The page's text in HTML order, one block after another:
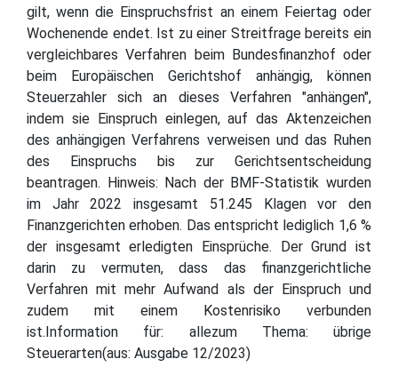
gilt, wenn die Einspruchsfrist an einem Feiertag oder
Wochenende endet. Ist zu einer Streitfrage bereits ein
vergleichbares Verfahren beim Bundesfinanzhof oder
beim Europäischen Gerichtshof anhängig, können
Steuerzahler sich an dieses Verfahren "anhängen",
indem sie Einspruch einlegen, auf das Aktenzeichen
des anhängigen Verfahrens verweisen und das Ruhen
des Einspruchs bis zur Gerichtsentscheidung
beantragen. Hinweis: Nach der BMF-Statistik wurden
im Jahr 2022 insgesamt 51.245 Klagen vor den
Finanzgerichten erhoben. Das entspricht lediglich 1,6 %
der insgesamt erledigten Einsprüche. Der Grund ist
darin zu vermuten, dass das finanzgerichtliche
Verfahren mit mehr Aufwand als der Einspruch und
zudem mit einem Kostenrisiko verbunden
ist.Information für: allezum Thema: übrige
Steuerarten(aus: Ausgabe 12/2023)